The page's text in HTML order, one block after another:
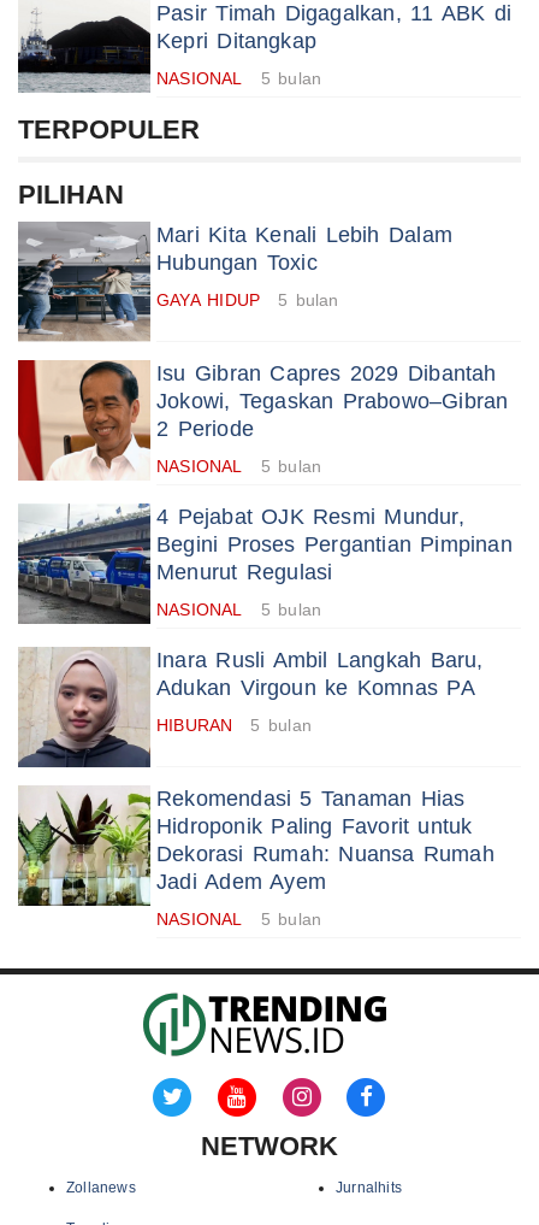
Pasir Timah Digagalkan, 11 ABK di
Kepri Ditangkap
NASIONAL 5 bulan
TERPOPULER
PILIHAN
Mari Kita Kenali Lebih Dalam
Hubungan Toxic
GAYA HIDUP 5 bulan
Isu Gibran Capres 2029 Dibantah
Jokowi, Tegaskan Prabowo–Gibran
2 Periode
NASIONAL 5 bulan
4 Pejabat OJK Resmi Mundur,
Begini Proses Pergantian Pimpinan
Menurut Regulasi
NASIONAL 5 bulan
Inara Rusli Ambil Langkah Baru,
Adukan Virgoun ke Komnas PA
HIBURAN 5 bulan
Rekomendasi 5 Tanaman Hias
Hidroponik Paling Favorit untuk
Dekorasi Rumah: Nuansa Rumah
Jadi Adem Ayem
NASIONAL 5 bulan
NETWORK
Zollanews Jurnalhits